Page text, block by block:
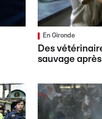
En Gironde
Des
sauvage